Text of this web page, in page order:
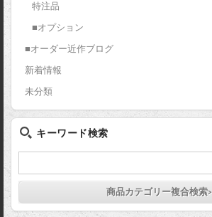
特注品
■オプション
■オーダー近作ブログ
新着情報
未分類
キーワード検索
商品カテゴリー複合検索>